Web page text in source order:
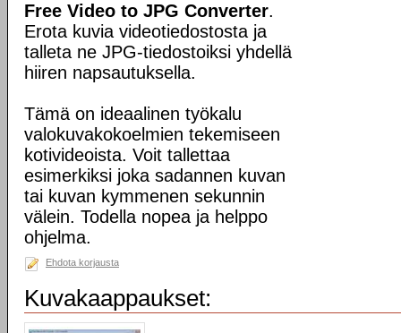
Free Video to JPG Converter.
Erota kuvia videotiedostosta ja
talleta ne JPG-tiedostoiksi yhdellä
hiiren napsautuksella.
Tämä on ideaalinen työkalu
valokuvakokoelmien tekemiseen
kotivideoista. Voit tallettaa
esimerkiksi joka sadannen kuvan
tai kuvan kymmenen sekunnin
välein. Todella nopea ja helppo
ohjelma.
Ehdota korjausta
Kuvakaappaukset: